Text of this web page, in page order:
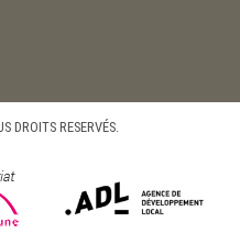
DROITS RESERVÉS.